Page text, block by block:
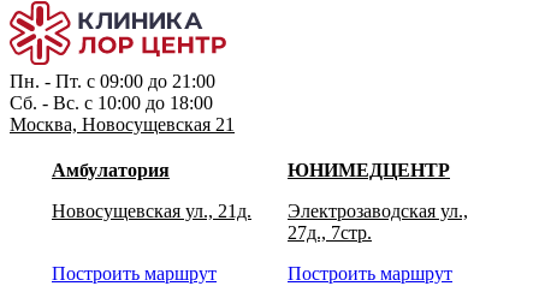
Пн. - Пт. с 09:00 до 21:00
Сб. - Вс. с 10:00 до 18:00
Москва, Новосущевская 21
Амбулатория
Новосущевская ул., 21д.
Построить маршрут
ЮНИМЕДЦЕНТР
Электрозаводская ул.,
27д., 7стр.
Построить маршрут